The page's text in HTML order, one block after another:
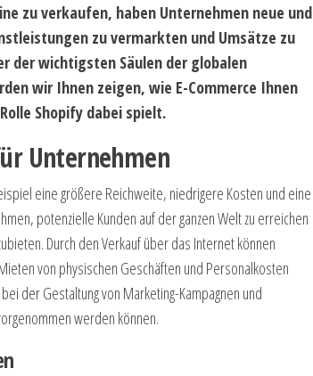
zu verkaufen, haben Unternehmen neue und
zu vermarkten und Umsätze zu
der wichtigsten Säulen der globalen
wir Ihnen zeigen, wie E-Commerce Ihnen
Shopify dabei spielt.
Unternehmen
eine größere Reichweite, niedrigere Kosten und eine
potenzielle Kunden auf der ganzen Welt zu erreichen
Durch den Verkauf über das Internet können
von physischen Geschäften und Personalkosten
der Gestaltung von Marketing-Kampagnen und
werden können.